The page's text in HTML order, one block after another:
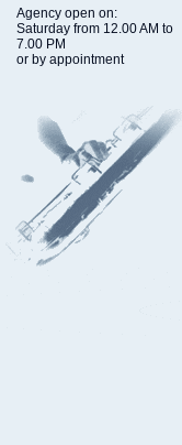
Agency open on:
Saturday from 12.00 AM to
7.00 PM
or by appointment